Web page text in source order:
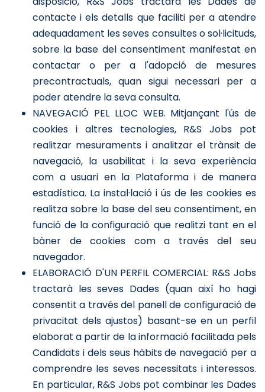
contacte i els detalls que faciliti per a atendre
adequadament les seves consultes o sol·licituds,
sobre la base del consentiment manifestat en
contactar o per a l'adopció de mesures
precontractuals, quan sigui necessari per a
poder atendre la seva consulta.
NAVEGACIÓ PEL LLOC WEB. Mitjançant l'ús de
cookies i altres tecnologies, R&S Jobs pot
realitzar mesuraments i analitzar el trànsit de
navegació, la usabilitat i la seva experiència
com a usuari en la Plataforma i de manera
estadística. La instal·lació i ús de les cookies es
realitza sobre la base del seu consentiment, en
funció de la configuració que realitzi tant en el
bàner de cookies com a través del seu
navegador.
ELABORACIÓ D'UN PERFIL COMERCIAL: R&S Jobs
tractarà les seves Dades (quan així ho hagi
consentit a través del panell de configuració de
privacitat dels ajustos) basant-se en un perfil
elaborat a partir de la informació facilitada pels
Candidats i dels seus hàbits de navegació per a
comprendre les seves necessitats i interessos.
En particular, R&S Jobs pot combinar les Dades